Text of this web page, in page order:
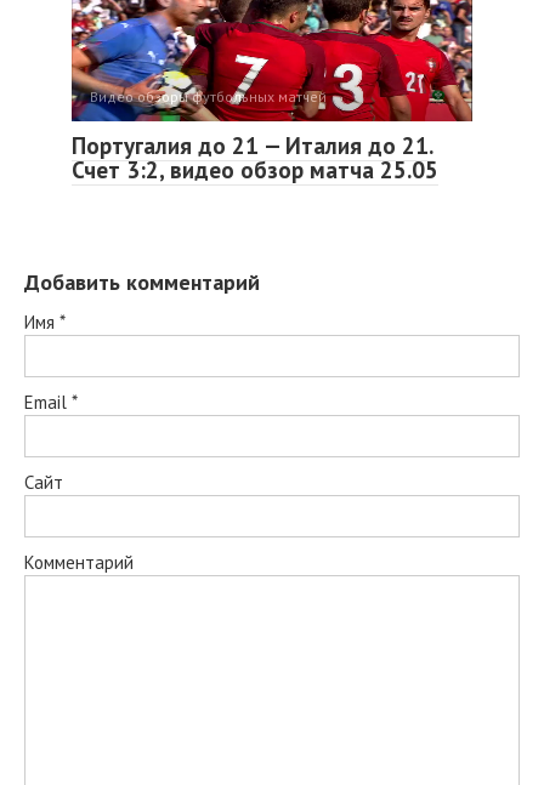
Видео обзоры футбольных матчей
Португалия до 21 — Италия до 21.
Счет 3:2, видео обзор матча 25.05
Добавить комментарий
Имя *
Email *
Сайт
Комментарий